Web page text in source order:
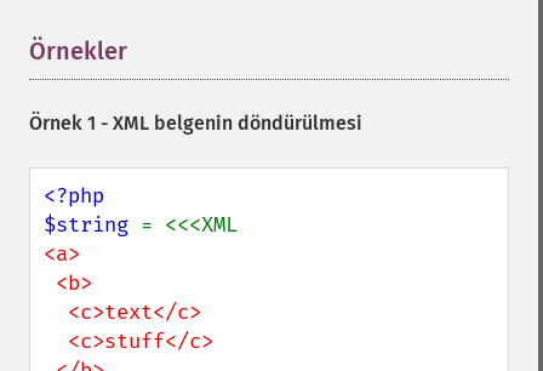
Örnekler
Örnek 1 - XML belgenin döndürülmesi
<?php
$string
<a>